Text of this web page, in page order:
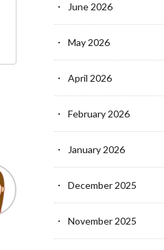
June 2026
May 2026
April 2026
February 2026
January 2026
December 2025
November 2025